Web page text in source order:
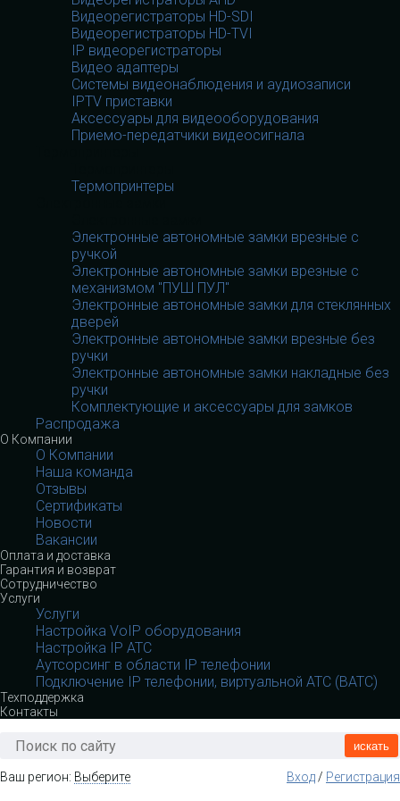
Видеорегистраторы HD-SDI
Видеорегистраторы HD-TVI
IP видеорегистраторы
Видео адаптеры
Системы видеонаблюдения и аудиозаписи
IPTV приставки
Аксессуары для видеооборудования
Приемо-передатчики видеосигнала
Термопринтеры
Электронные автономные замки врезные с
ручкой
Электронные автономные замки врезные с
механизмом "ПУШ ПУЛ"
Электронные автономные замки для стеклянных
дверей
Электронные автономные замки врезные без
ручки
Электронные автономные замки накладные без
ручки
Комплектующие и аксессуары для замков
Распродажа
О Компании
О Компании
Наша команда
Отзывы
Сертификаты
Новости
Вакансии
Оплата и доставка
Гарантия и возврат
Сотрудничество
Услуги
Услуги
Настройка VoIP оборудования
Настройка IP АТС
Аутсорсинг в области IP телефонии
Подключение IP телефонии, виртуальной АТС (ВАТС)
Техподдержка
Контакты
искать
Ваш регион: Выберите Вход/ Регистрация